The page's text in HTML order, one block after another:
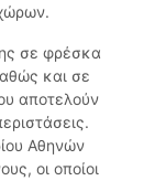
σε φρέσκα
και σε
αποτελούν
Αθηνών
οι οποίοι